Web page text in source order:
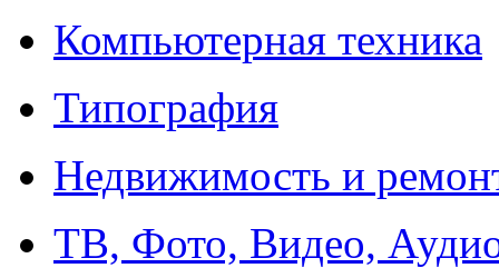
Компьютерная техника
Типография
Недвижимость и
ТВ, Фото, Видео,